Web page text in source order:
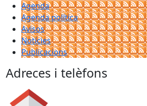
Agenda
Agenda política
Avisos
Notícies
Publicacions
Adreces i telèfons